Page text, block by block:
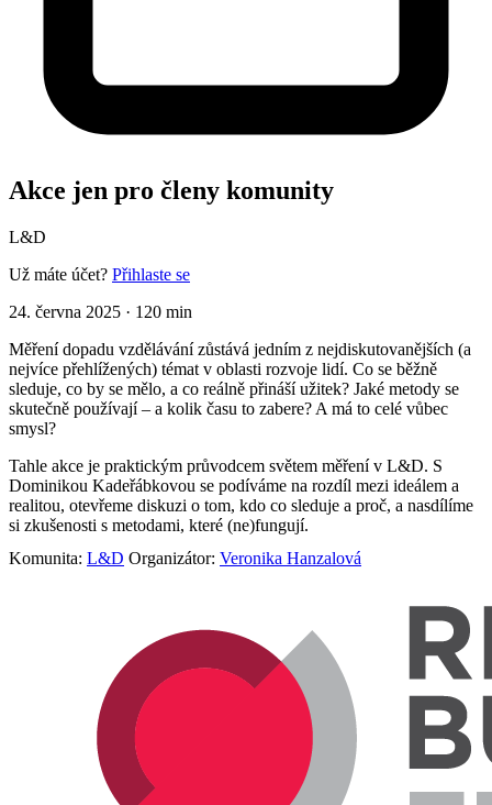
Akce jen pro členy komunity
L&D
Už máte účet? Přihlaste se
24. června 2025 · 120 min
Měření dopadu vzdělávání zůstává jedním z nejdiskutovanějších (a
nejvíce přehlížených) témat v oblasti rozvoje lidí. Co se běžně
sleduje, co by se mělo, a co reálně přináší užitek? Jaké metody se
skutečně používají – a kolik času to zabere? A má to celé vůbec
smysl?
Tahle akce je praktickým průvodcem světem měření v L&D. S
Dominikou Kadeřábkovou se podíváme na rozdíl mezi ideálem a
realitou, otevřeme diskuzi o tom, kdo co sleduje a proč, a nasdílíme
si zkušenosti s metodami, které (ne)fungují.
Komunita: L&D Organizátor: Veronika Hanzalová